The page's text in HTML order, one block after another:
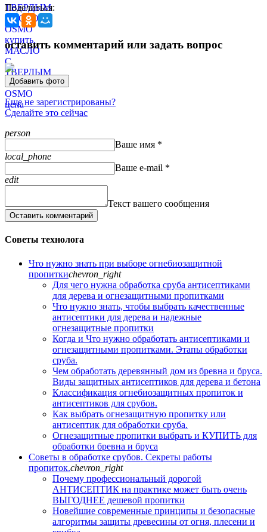
Поделиться:
оставить комментарий или задать вопрос
Добавить фото
Еще не зарегистрированы?
Сделайте это сейчас
person
Ваше имя *
local_phone
Ваше e-mail *
edit
Текст вашего сообщения
Оставить комментарий
Советы технолога
Что нужно знать при выборе огнебиозащитной
пропиткиchevron_right
Для чего нужна обработка сруба антисептиками
для дерева и огнезащитными пропитками
Что нужно знать, чтобы выбрать качественные
антисептики для дерева и надежные
огнезащитные пропитки
Когда и Что нужно обработать антисептиками и
огнезащитными пропитками. Этапы обработки
сруба.
Чем обработать деревянный дом из бревна и бруса.
Виды защитных антисептиков для дерева и бетона
Классификация огнебиозащитных пропиток и
антисептиков для срубов.
Как выбрать огнезащитную пропитку или
антисептик для обработки сруба.
Огнезащитные пропитки выбрать и КУПИТЬ для
обработки бревна и бруса
Советы в обработке срубов. Секреты работы
пропиток.chevron_right
Почему профессиональный дорогой
АНТИСЕПТИК на практике может быть очень
ВЫГОДНЕЕ дешевой пропитки
Новейшие современные принципы и безопасные
алгоритмы защиты древесины от огня, плесени и